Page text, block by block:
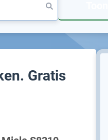
Gratis